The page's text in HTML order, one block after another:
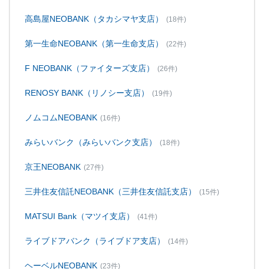
高島屋NEOBANK（タカシマヤ支店） (18件)
第一生命NEOBANK（第一生命支店） (22件)
F NEOBANK（ファイターズ支店） (26件)
RENOSY BANK（リノシー支店） (19件)
ノムコムNEOBANK (16件)
みらいバンク（みらいバンク支店） (18件)
京王NEOBANK (27件)
三井住友信託NEOBANK（三井住友信託支店） (15件)
MATSUI Bank（マツイ支店） (41件)
ライブドアバンク（ライブドア支店） (14件)
ヘーベルNEOBANK (23件)